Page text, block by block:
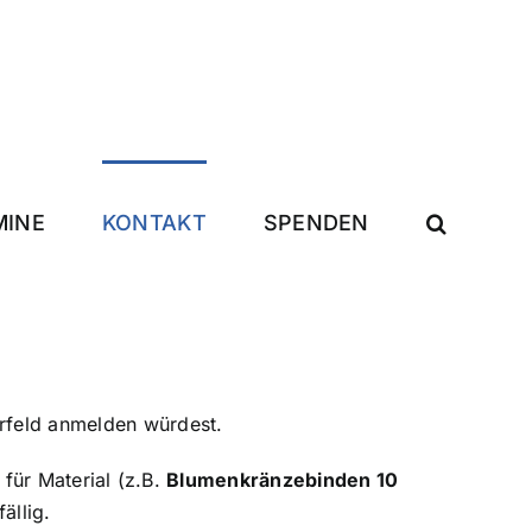
KONTAKT SPENDEN
anmelden würdest.
Material (z.B. Blumenkränzebinden 10